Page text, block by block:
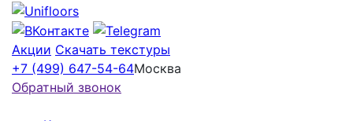
Акции Скачать текстуры
+7 (499) 647-54-64Москва
Обратный звонок